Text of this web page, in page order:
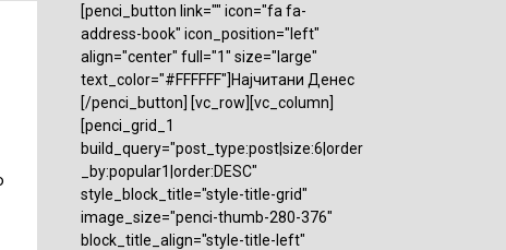
[penci_button link="" icon="fa fa-
address-book" icon_position="left"
align="center" full="1" size="large"
text_color="#FFFFFF"]Најчитани Денес
[/penci_button] [vc_row][vc_column]
[penci_grid_1
build_query="post_type:post|size:6|order
_by:popular1|order:DESC"
style_block_title="style-title-grid"
image_size="penci-thumb-280-376"
block_title_align="style-title-left"